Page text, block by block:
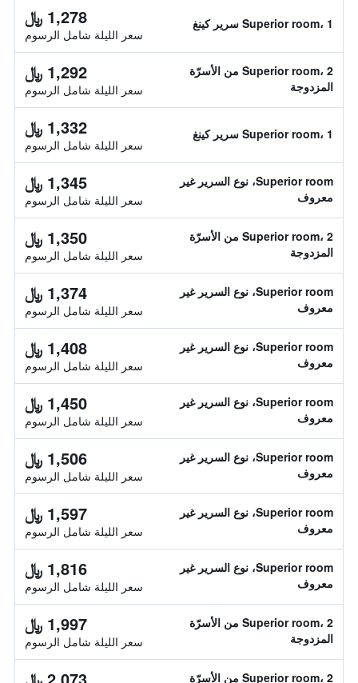
Superior room، 1 سرير كينغ 1,278 ﷼
سعر الليلة شامل الرسوم
Superior room، 2 من الأسرّة
المزدوجة
1,292 ﷼
سعر الليلة شامل الرسوم
Superior room، 1 سرير كينغ 1,332 ﷼
سعر الليلة شامل الرسوم
Superior room، نوع السرير غير
معروف
1,345 ﷼
سعر الليلة شامل الرسوم
Superior room، 2 من الأسرّة
المزدوجة
1,350 ﷼
سعر الليلة شامل الرسوم
Superior room، نوع السرير غير
معروف
1,374 ﷼
سعر الليلة شامل الرسوم
Superior room، نوع السرير غير
معروف
1,408 ﷼
سعر الليلة شامل الرسوم
Superior room، نوع السرير غير
معروف
1,450 ﷼
سعر الليلة شامل الرسوم
Superior room، نوع السرير غير
معروف
1,506 ﷼
سعر الليلة شامل الرسوم
Superior room، نوع السرير غير
معروف
1,597 ﷼
سعر الليلة شامل الرسوم
Superior room، نوع السرير غير
معروف
1,816 ﷼
سعر الليلة شامل الرسوم
Superior room، 2 من الأسرّة
المزدوجة
1,997 ﷼
سعر الليلة شامل الرسوم
Superior room، 2 من الأسرّة